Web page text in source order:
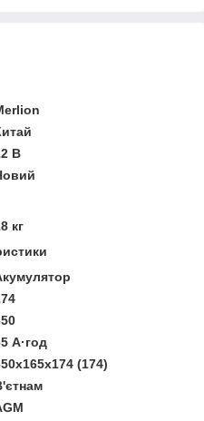
В
кг
А·год
(174)